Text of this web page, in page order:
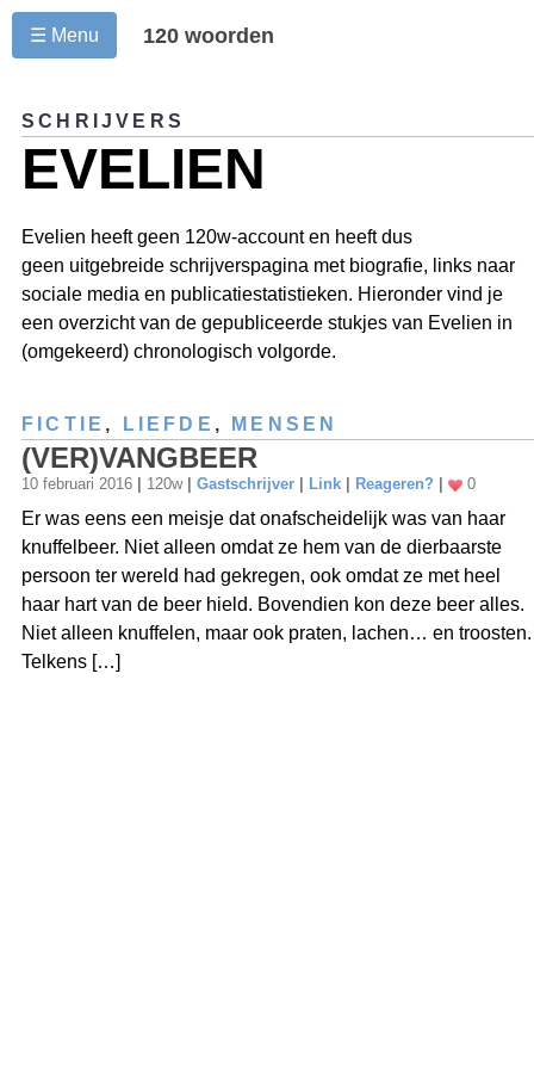
☰ Menu 120 woorden
SCHRIJVERS
EVELIEN
Evelien heeft geen 120w-account en heeft dus
geen uitgebreide schrijverspagina met biografie, links naar
sociale media en publicatiestatistieken. Hieronder vind je
een overzicht van de gepubliceerde stukjes van Evelien in
(omgekeerd) chronologisch volgorde.
FICTIE , LIEFDE , MENSEN
(VER)VANGBEER
10 februari 2016 120w Gastschrijver Link Reageren? 0
Er was eens een meisje dat onafscheidelijk was van haar
knuffelbeer. Niet alleen omdat ze hem van de dierbaarste
persoon ter wereld had gekregen, ook omdat ze met heel
haar hart van de beer hield. Bovendien kon deze beer alles.
Niet alleen knuffelen, maar ook praten, lachen… en troosten.
Telkens […]